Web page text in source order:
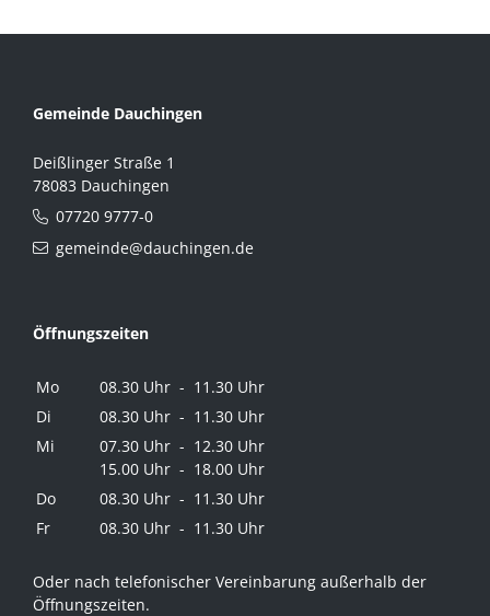
Gemeinde Dauchingen
Deißlinger Straße 1
78083 Dauchingen
07720 9777-0
gemeinde@dauchingen.de
Öffnungszeiten
Mo
08.30 Uhr - 11.30 Uhr
Di
08.30 Uhr - 11.30 Uhr
Mi
07.30 Uhr - 12.30 Uhr
15.00 Uhr - 18.00 Uhr
Do
08.30 Uhr - 11.30 Uhr
Fr
08.30 Uhr - 11.30 Uhr
Oder nach telefonischer Vereinbarung außerhalb der
Öffnungszeiten.